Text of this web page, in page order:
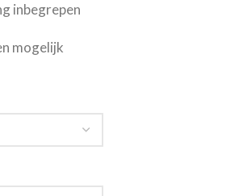
inbegrepen
mogelijk